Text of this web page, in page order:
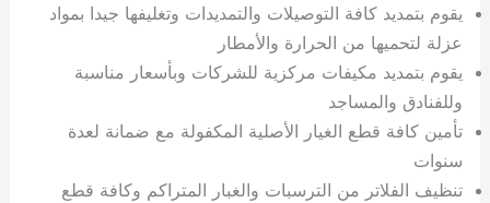
يقوم بتمديد كافة التوصيلات والتمديدات وتغليفها جيدا بمواد
عزلة لتحميها من الحرارة والأمطار
يقوم بتمديد مكيفات مركزية للشركات وبأسعار مناسبة
وللفنادق والمساجد
تأمين كافة قطع الغيار الأصلية المكفولة مع ضمانة لعدة
سنوات
تنظيف الفلاتر من الترسبات والغبار المتراكم وكافة قطع